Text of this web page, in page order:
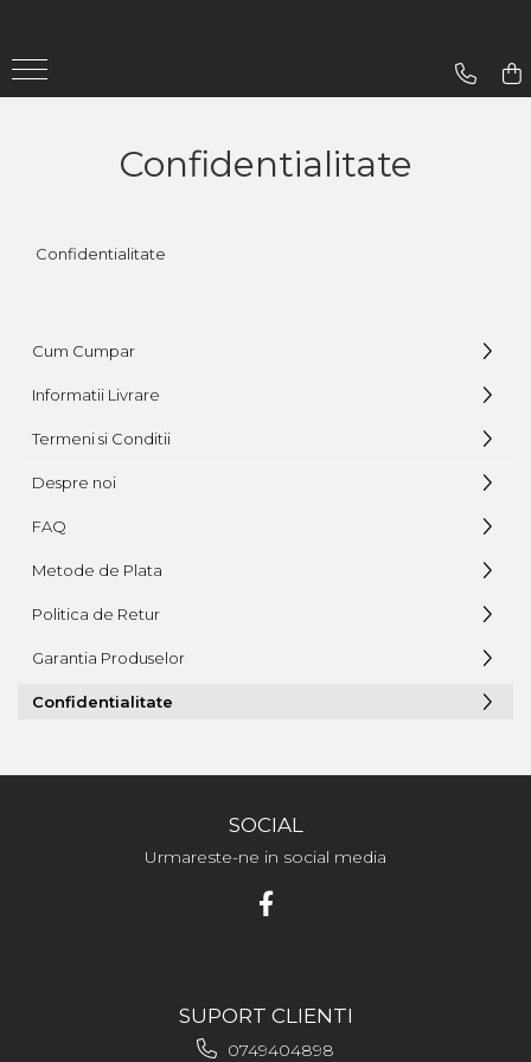
Lampi SolareConfidentialitate
Confidentialitate
Cum Cumpar
Informatii Livrare
Termeni si Conditii
Despre noi
FAQ
Metode de Plata
Politica de Retur
Garantia Produselor
Confidentialitate
SOCIAL
Urmareste-ne in social media
SUPORT CLIENTI
0749404898